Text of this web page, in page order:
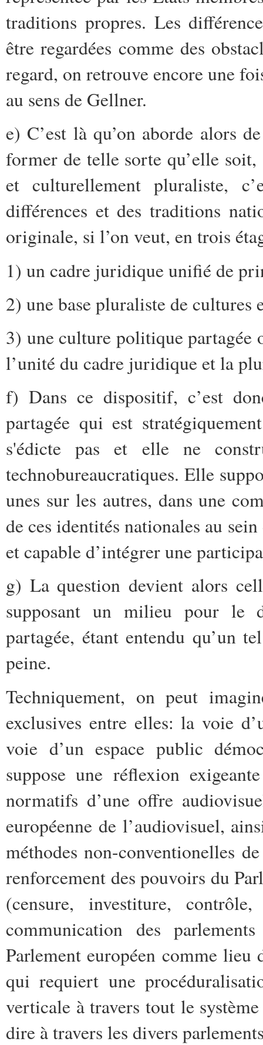
traditions propres. Les
être regardées comme des
regard, on retrouve encore une
au sens de Gellner.
e) C’est là qu’on aborde alors
former de telle sorte qu’elle
et culturellement pluraliste,
différences et des traditions
originale, si l’on veut, en trois
1) un cadre juridique unifié de
2) une base pluraliste de cultures
3) une culture politique partagée
l’unité du cadre juridique et la
f) Dans ce dispositif, c’est
partagée qui est
s'édicte pas et elle ne
technobureaucratiques. Elle
unes sur les autres, dans une
de ces identités nationales au
et capable d’intégrer une
g) La question devient alors
supposant un milieu pour le
partagée, étant entendu qu’un
peine.
Techniquement, on peut
exclusives entre elles: la voie
voie d’un espace public
suppose une réflexion
normatifs d’une offre
européenne de l’audiovisuel,
méthodes non-conventionelles
renforcement des pouvoirs du
(censure, investiture,
communication des
Parlement européen comme
qui requiert une
verticale à travers tout le
dire à travers les divers